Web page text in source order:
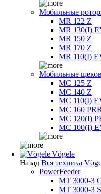
Мобильные
MR 122 Z
MR 130(I)
MR 150 Z
MR 170 Z
MR 110(I)
Мобильные
MC 125 Z
MC 140 Z
MC 110(I)
MC 160 PRR
MC 120(I)
MC 100(I)
Vögele
Назад Вся техника
PowerFeeder
MT 3000-3
MT 3000-3